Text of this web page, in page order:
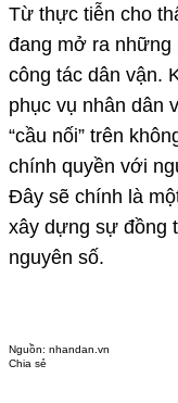
Từ thực tiễn cho
đang mở ra
công tác dân vận.
phục vụ nhân dân
“cầu nối” trên
chính quyền với
Đây sẽ chính là
xây dựng sự đồng
nguyên số.
Nguồn: nhandan.vn
Chia sẻ